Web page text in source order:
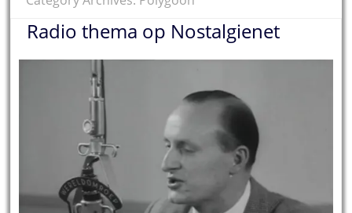
Radio thema op Nostalgienet